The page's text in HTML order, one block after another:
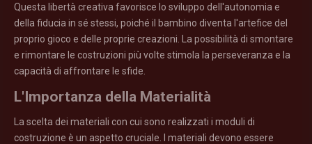
Questa libertà creativa favorisce lo sviluppo dell'autonomia e
della fiducia in sé stessi, poiché il bambino diventa l'artefice del
proprio gioco e delle proprie creazioni. La possibilità di smontare
e rimontare le costruzioni più volte stimola la perseveranza e la
capacità di affrontare le sfide.
L'Importanza della Materialità
La scelta dei materiali con cui sono realizzati i moduli di
costruzione è un aspetto cruciale. I materiali devono essere